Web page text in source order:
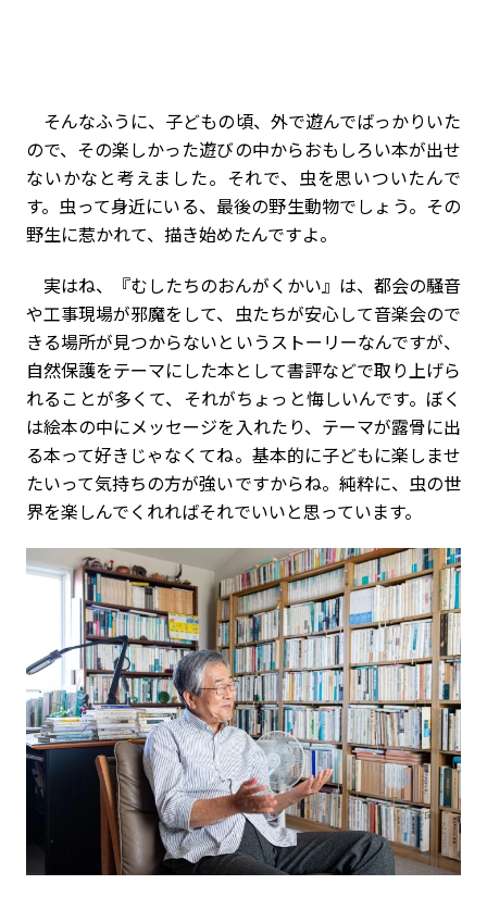
そんなふうに、子どもの頃、外で遊んでばっかりいた
ので、その楽しかった遊びの中からおもしろい本が出せ
ないかなと考えました。それで、虫を思いついたんで
す。虫って身近にいる、最後の野生動物でしょう。その
野生に惹かれて、描き始めたんですよ。
実はね、『むしたちのおんがくかい』は、都会の騒音
や工事現場が邪魔をして、虫たちが安心して音楽会ので
きる場所が見つからないというストーリーなんですが、
自然保護をテーマにした本として書評などで取り上げら
れることが多くて、それがちょっと悔しいんです。ぼく
は絵本の中にメッセージを入れたり、テーマが露骨に出
る本って好きじゃなくてね。基本的に子どもに楽しませ
たいって気持ちの方が強いですからね。純粋に、虫の世
界を楽しんでくれればそれでいいと思っています。